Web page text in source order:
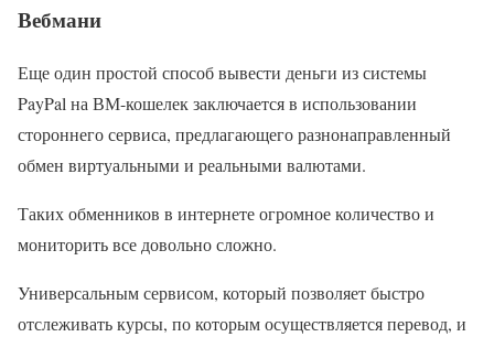
Вебмани
Еще один простой способ вывести деньги из системы
PayPal на ВМ-кошелек заключается в использовании
стороннего сервиса, предлагающего разнонаправленный
обмен виртуальными и реальными валютами.
Таких обменников в интернете огромное количество и
мониторить все довольно сложно.
Универсальным сервисом, который позволяет быстро
отслеживать курсы, по которым осуществляется перевод, и